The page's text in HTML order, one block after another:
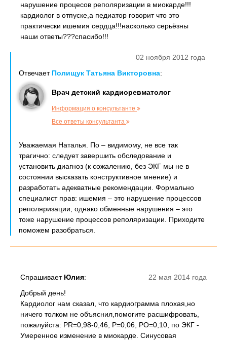
нарушение процесов реполяризации в миокарде!!!
кардиолог в отпуске,а педиатор говорит что это
практически ишемия сердца!!!насколько серьёзны
наши ответы???спасибо!!!
02 ноября 2012 года
Отвечает Полищук Татьяна Викторовна:
Врач детский кардиоревматолог
Информация о консультанте
Все ответы консультанта
Уважаемая Наталья. По – видимому, не все так
трагично: следует завершить обследование и
установить диагноз (к сожалению, без ЭКГ мы не в
состоянии высказать конструктивное мнение) и
разработать адекватные рекомендации. Формально
специалист прав: ишемия – это нарушение процессов
реполяризации; однако обменные нарушения – это
тоже нарушение процессов реполяризации. Приходите
поможем разобраться.
22 мая 2014 года
Спрашивает Юлия:
Добрый день!
Кардиолог нам сказал, что кардиограмма плохая,но
ничего толком не объяснил,помогите расшифровать,
пожалуйста: PR=0,98-0,46, P=0,06, PO=0,10, по ЭКГ -
Умеренное изменение в миокарде. Синусовая